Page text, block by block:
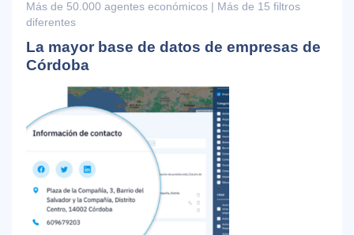
Más de 50.000 agentes económicos | Más de 15 filtros
diferentes
La mayor base de datos de empresas de
Córdoba